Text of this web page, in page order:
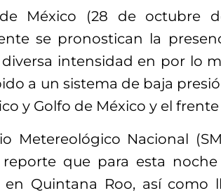
México (28 de octubre
se pronostican la
intensidad en por lo
a un sistema de baja
y Golfo de México y el
Metereológico Nacional
reporte que para esta
en Quintana Roo, así como